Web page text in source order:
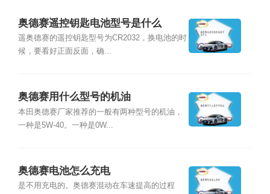
奥德赛遥控钥匙电池型号是什么
遥奥德赛的遥控钥匙型号为CR2032，换电池的时
候，要看好正面反面，确...
奥德赛用什么型号的机油
本田奥德赛厂家推荐的一般有两种型号的机油，
一种是5W-40。一种是0W...
奥德赛电池怎么充电
是不用充电的。奥德赛混动在车速提高的过程